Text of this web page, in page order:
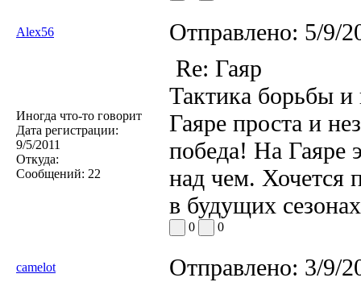
Alex56 Отправлено: 5/9/
Иногда что-то говорит
Дата регистрации:
9/5/2011
Откуда:
Сообщений: 22
Re: Гаяр
Тактика борьбы
Гаяре проста и
победа! На Гаяре
над чем. Хочется
в будущих
0 0
camelot Отправлено: 3/9/